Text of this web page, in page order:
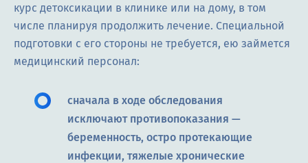
курс детоксикации в клинике или на дому, в том
числе планируя продолжить лечение. Специальной
подготовки с его стороны не требуется, ею займется
медицинский персонал:
сначала в ходе обследования
исключают противопоказания —
беременность, остро протекающие
инфекции, тяжелые хронические